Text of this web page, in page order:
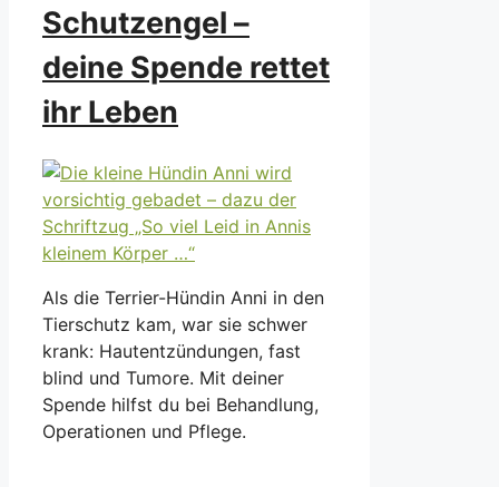
Schutzengel –
deine Spende rettet
ihr Leben
Als die Terrier-Hündin Anni in den
Tierschutz kam, war sie schwer
krank: Hautentzündungen, fast
blind und Tumore. Mit deiner
Spende hilfst du bei Behandlung,
Operationen und Pflege.